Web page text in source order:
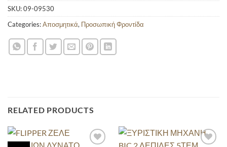
SKU:09-09530
Categories:Αποσμητικά, Προσωπική Φροντίδα
RELATED PRODUCTS